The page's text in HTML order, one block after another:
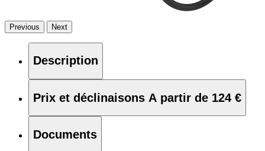
Previous Next
Description
Prix et déclinaisons A partir de 124 €
Documents